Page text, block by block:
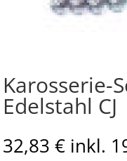
Karosserie-
Edelstahl CJ
32,83 € inkl.